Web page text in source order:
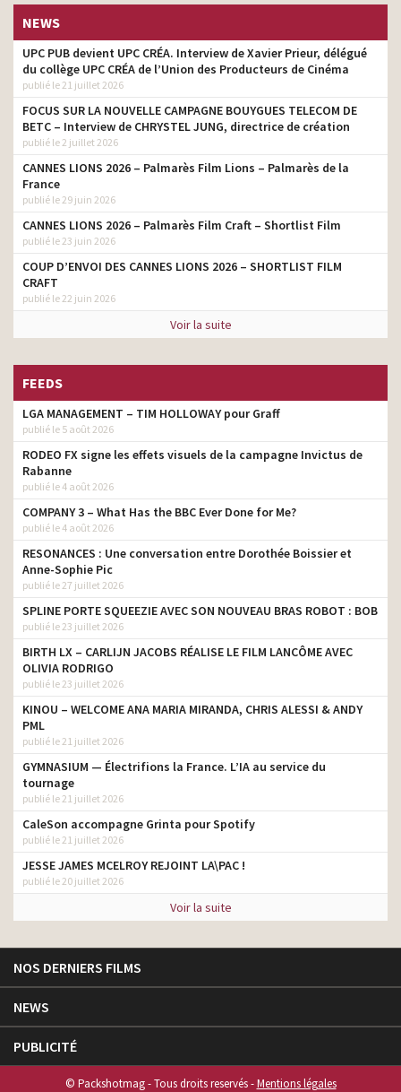
NEWS
UPC PUB devient UPC CRÉA. Interview de Xavier Prieur, délégué
du collège UPC CRÉA de l’Union des Producteurs de Cinéma
publié le 21 juillet 2026
FOCUS SUR LA NOUVELLE CAMPAGNE BOUYGUES TELECOM DE
BETC – Interview de CHRYSTEL JUNG, directrice de création
publié le 2 juillet 2026
CANNES LIONS 2026 – Palmarès Film Lions – Palmarès de la
France
publié le 29 juin 2026
CANNES LIONS 2026 – Palmarès Film Craft – Shortlist Film
publié le 23 juin 2026
COUP D’ENVOI DES CANNES LIONS 2026 – SHORTLIST FILM
CRAFT
publié le 22 juin 2026
Voir la suite
FEEDS
LGA MANAGEMENT – TIM HOLLOWAY pour Graff
publié le 5 août 2026
RODEO FX signe les effets visuels de la campagne Invictus de
Rabanne
publié le 4 août 2026
COMPANY 3 – What Has the BBC Ever Done for Me?
publié le 4 août 2026
RESONANCES : Une conversation entre Dorothée Boissier et
Anne-Sophie Pic
publié le 27 juillet 2026
SPLINE PORTE SQUEEZIE AVEC SON NOUVEAU BRAS ROBOT : BOB
publié le 23 juillet 2026
BIRTH LX – CARLIJN JACOBS RÉALISE LE FILM LANCÔME AVEC
OLIVIA RODRIGO
publié le 23 juillet 2026
KINOU – WELCOME ANA MARIA MIRANDA, CHRIS ALESSI & ANDY
PML
publié le 21 juillet 2026
GYMNASIUM — Électrifions la France. L’IA au service du
tournage
publié le 21 juillet 2026
CaleSon accompagne Grinta pour Spotify
publié le 21 juillet 2026
JESSE JAMES MCELROY REJOINT LA\PAC !
publié le 20 juillet 2026
Voir la suite
NOS DERNIERS FILMS
NEWS
PUBLICITÉ
© Packshotmag - Tous droits reservés -Mentions légales